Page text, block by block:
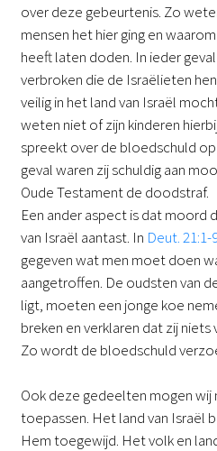
over deze gebeurtenis. Zo
mensen het hier ging en
heeft laten doden. In ieder
verbroken die de Israëlieten
veilig in het land van Israël
weten niet of zijn kinderen
spreekt over de bloedschuld op
geval waren zij schuldig aan
Oude Testament de doodstraf.
Een ander aspect is dat moord
van Israël aantast. In Deut. 21:1-
gegeven wat men moet doen
aangetroffen. De oudsten van
ligt, moeten een jonge koe
breken en verklaren dat zij
Zo wordt de bloedschuld
Ook deze gedeelten mogen
toepassen. Het land van Israël
Hem toegewijd. Het volk en